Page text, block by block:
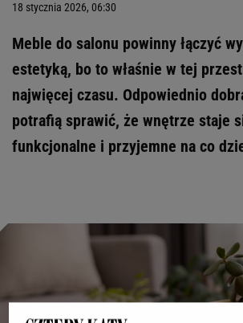
18 stycznia 2026, 06:30
Meble do salonu powinny łączyć
estetyką, bo to właśnie w tej
najwięcej czasu. Odpowiednio
potrafią sprawić, że wnętrze staje
funkcjonalne i przyjemne na co